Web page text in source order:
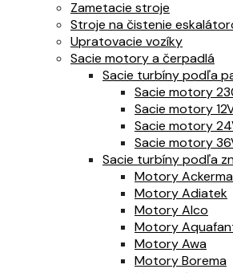
Zametacie stroje
Stroje na čistenie
Upratovacie vozíky
Sacie motory a čerpadlá
Sacie turbíny podľa
Sacie motory
Sacie motory
Sacie motory
Sacie motory
Sacie turbíny podľa
Motory
Motory Adiatek
Motory Alco
Motory
Motory Awa
Motory Borema